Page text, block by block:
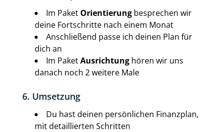
Im Paket Orientierungbesprechen wir
deine Fortschritte nach einem Monat
Anschließend passe ich deinen Plan für
dich an
Im PaketAusrichtunghören wir uns
danach noch 2 weitere Male
6. Umsetzung
Du hast deinen persönlichen Finanzplan,
mit detaillierten Schritten